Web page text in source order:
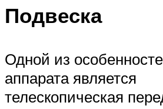
Подвеска
Одной из
аппарата является
телескопическая